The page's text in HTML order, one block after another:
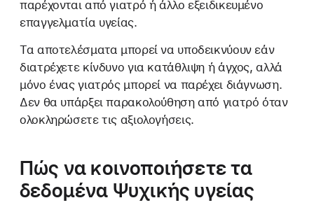
παρέχονται από γιατρό ή άλλο εξειδικευμένο
επαγγελματία υγείας.
Τα αποτελέσματα μπορεί να υποδεικνύουν εάν
διατρέχετε κίνδυνο για κατάθλιψη ή άγχος, αλλά
μόνο ένας γιατρός μπορεί να παρέχει διάγνωση.
Δεν θα υπάρξει παρακολούθηση από γιατρό όταν
ολοκληρώσετε τις αξιολογήσεις.
Πώς να κοινοποιήσετε τα
δεδομένα Ψυχικής υγείας